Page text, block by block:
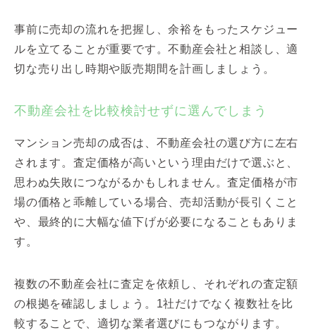
事前に売却の流れを把握し、余裕をもったスケジュー
ルを立てることが重要です。不動産会社と相談し、適
切な売り出し時期や販売期間を計画しましょう。
不動産会社を比較検討せずに選んでしまう
マンション売却の成否は、不動産会社の選び方に左右
されます。査定価格が高いという理由だけで選ぶと、
思わぬ失敗につながるかもしれません。査定価格が市
場の価格と乖離している場合、売却活動が長引くこと
や、最終的に大幅な値下げが必要になることもありま
す。
複数の不動産会社に査定を依頼し、それぞれの査定額
の根拠を確認しましょう。1社だけでなく複数社を比
較することで、適切な業者選びにもつながります。